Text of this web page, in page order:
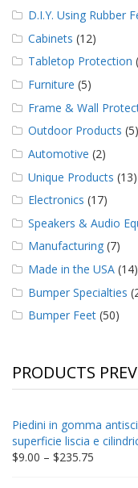
D.I.Y. Using Rubber
Cabinets (12)
Tabletop Protection
Furniture (5)
Frame & Wall
Outdoor Products (5)
Automotive (2)
Unique Products (13)
Electronics (17)
Speakers & Audio
Manufacturing (7)
Made in the USA (14)
Bumper Specialties
Bumper Feet (50)
PRODUCTS
Piedini in gomma
superficie liscia e
$9.00 – $235.75